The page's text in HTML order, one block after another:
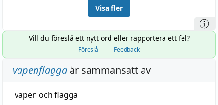
Visa fler
Vill du föreslå ett nytt ord eller rapportera ett fel?
Föreslå Feedback
vapenflagga är sammansatt av
vapen och flagga